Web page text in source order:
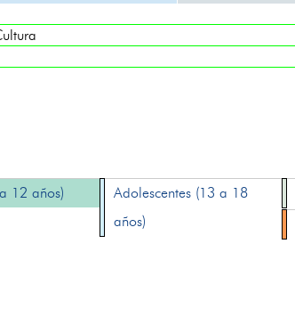
12 años)
Adolescentes (13 a 18
años)